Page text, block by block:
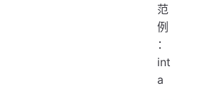
范
例
：
int
a